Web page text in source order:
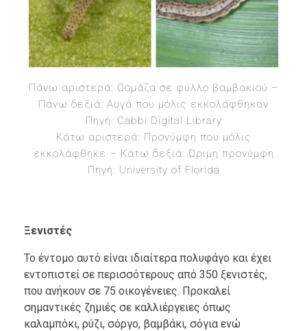
Πάνω αριστερά: Ωομάζα σε φύλλο βαμβακιού –
Πάνω δεξιά: Αυγά που μόλις εκκολάφθηκαν
Πηγή: Cabbi Digital Library
Κάτω αριστερά: Προνύμφη που μόλις
εκκολάφθηκε – Κάτω δεξιά: Ώριμη προνύμφη
Πηγή: University of Florida
Ξενιστές
Το έντομο αυτό είναι ιδιαίτερα πολυφάγο και έχει
εντοπιστεί σε περισσότερους από 350 ξενιστές,
που ανήκουν σε 75 οικογένειες. Προκαλεί
σημαντικές ζημιές σε καλλιέργειες όπως
καλαμπόκι, ρύζι, σόργο, βαμβάκι, σόγια ενώ